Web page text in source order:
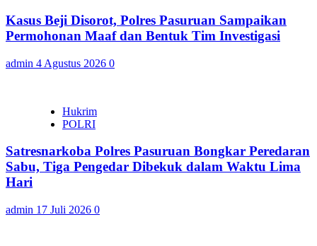
Kasus Beji Disorot, Polres Pasuruan Sampaikan
Permohonan Maaf dan Bentuk Tim Investigasi
admin 4 Agustus 2026 0
Hukrim
POLRI
Satresnarkoba Polres Pasuruan Bongkar Peredaran
Sabu, Tiga Pengedar Dibekuk dalam Waktu Lima
Hari
admin 17 Juli 2026 0